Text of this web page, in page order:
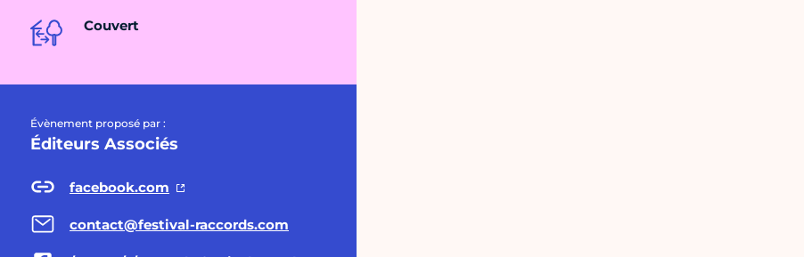
Couvert
Évènement proposé par :
Éditeurs Associés
facebook.com
contact@festival-raccords.com